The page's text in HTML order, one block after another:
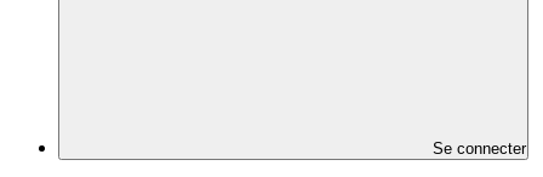
Se connecter